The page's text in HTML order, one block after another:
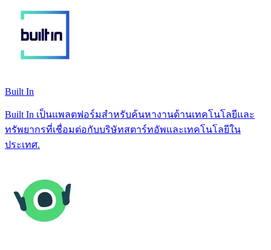
Built In
Built In เป็นแพลตฟอร์มสำหรับค้นหางานด้านเทคโนโลยีและ
ทรัพยากรที่เชื่อมต่อกับบริษัทสตาร์ทอัพและเทคโนโลยีใน
ประเทศ.